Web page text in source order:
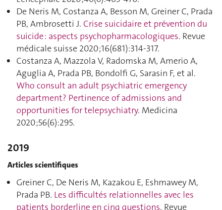
De Neris M, Costanza A, Besson M, Greiner C, Prada
PB, Ambrosetti J. Crise suicidaire et prévention du
suicide : aspects psychopharmacologiques. Revue
médicale suisse 2020;16(681):314‑317.
Costanza A, Mazzola V, Radomska M, Amerio A,
Aguglia A, Prada PB, Bondolfi G, Sarasin F, et al.
Who consult an adult psychiatric emergency
department? Pertinence of admissions and
opportunities for telepsychiatry. Medicina
2020;56(6):295.
2019
Articles scientifiques
Greiner C, De Neris M, Kazakou E, Eshmawey M,
Prada PB. Les difficultés relationnelles avec les
patients borderline en cinq questions. Revue